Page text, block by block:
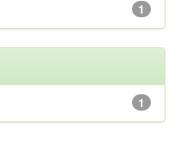
1
1